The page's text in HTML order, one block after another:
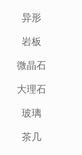
异形
岩板
微晶石
大理石
玻璃
茶几